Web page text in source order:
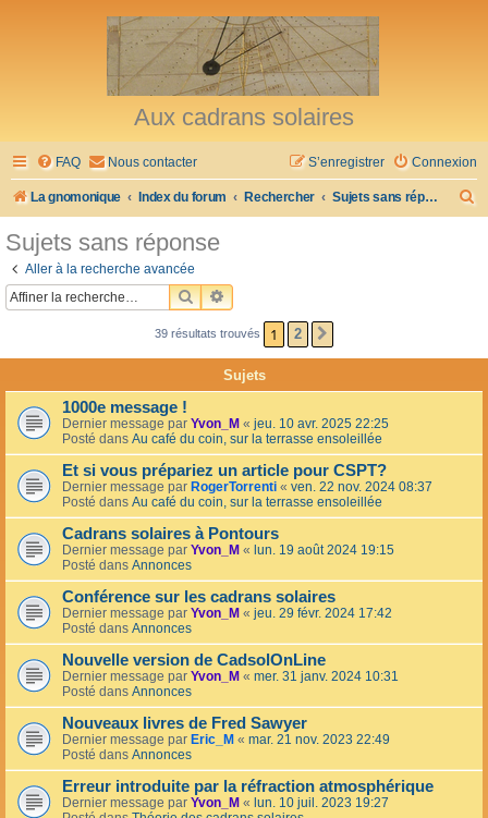
Aux cadrans solaires
FAQ Nous contacter Connexion
S’enregistrer
La gnomonique Index du forum Rechercher Sujets sans réponse
h
r
Sujets sans réponse
Aller à la recherche avancée
RECHERCHER
RECHERCHE AVANCÉE
39 résultats trouvés 1 2
Sujets
1000e message !
Dernier message par Yvon_M « jeu. 10 avr. 2025 22:25
Posté dans Au café du coin, sur la terrasse ensoleillée
Et si vous prépariez un article pour CSPT?
Dernier message par RogerTorrenti « ven. 22 nov. 2024 08:37
Posté dans Au café du coin, sur la terrasse ensoleillée
Cadrans solaires à Pontours
Dernier message par Yvon_M « lun. 19 août 2024 19:15
Posté dans Annonces
Conférence sur les cadrans solaires
Dernier message par Yvon_M « jeu. 29 févr. 2024 17:42
Posté dans Annonces
Nouvelle version de CadsolOnLine
Dernier message par Yvon_M « mer. 31 janv. 2024 10:31
Posté dans Annonces
Nouveaux livres de Fred Sawyer
Dernier message par Eric_M « mar. 21 nov. 2023 22:49
Posté dans Annonces
Erreur introduite par la réfraction atmosphérique
Dernier message par Yvon_M « lun. 10 juil. 2023 19:27